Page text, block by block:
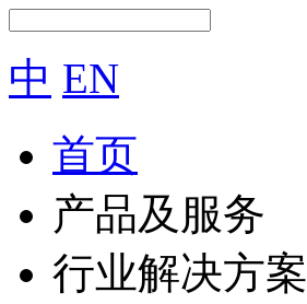
中 EN
首页
产品及服务
行业解决方案